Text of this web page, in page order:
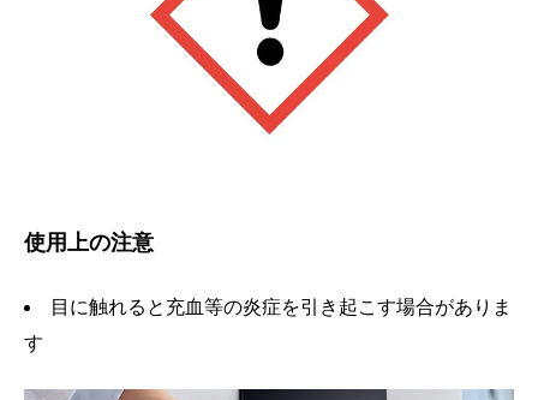
使用上の注意
目に触れると充血等の炎症を引き起こす場合がありま
す